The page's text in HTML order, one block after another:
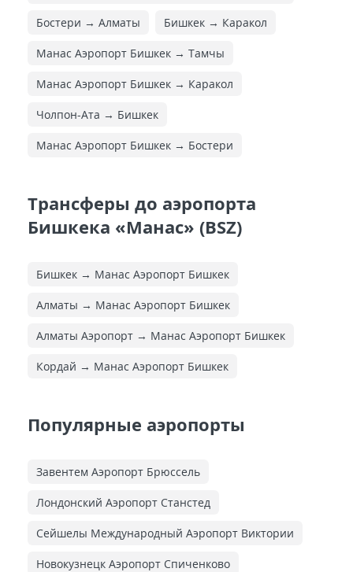
Бостери → Алматы Бишкек → Каракол
Манас Аэропорт Бишкек → Тамчы
Манас Аэропорт Бишкек → Каракол
Чолпон-Ата → Бишкек
Манас Аэропорт Бишкек → Бостери
Трансферы до аэропорта
Бишкека «Манас» (BSZ)
Бишкек → Манас Аэропорт Бишкек
Алматы → Манас Аэропорт Бишкек
Алматы Аэропорт → Манас Аэропорт Бишкек
Кордай → Манас Аэропорт Бишкек
Популярные аэропорты
Завентем Аэропорт Брюссель
Лондонский Аэропорт Станстед
Сейшелы Международный Аэропорт Виктории
Новокузнецк Аэропорт Спиченково